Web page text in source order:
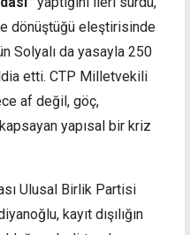
dönüştüğü eleştirisinde
Solyalı da yasayla 250
etti. CTP Milletvekili
af değil, göç,
yapısal bir kriz
Ulusal Birlik Partisi
kayıt dışılığın